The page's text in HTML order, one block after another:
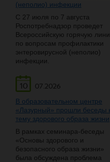
(неполио) инфекции
С 27 июля по 7 августа
Роспотребнадзор проведет
Всероссийскую горячую
по вопросам профилактики
энтеровирусной (неполио)
инфекции.
10
07.2026
В образовательном центре
«Лазурный» прошли беседы
тему здорового образа жизни
В рамках семинара-беседы
«Основы здорового и
безопасного образа жизни»
была обсуждена проблема